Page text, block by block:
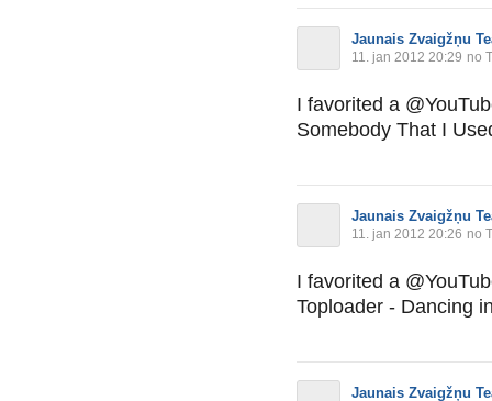
Jaunais Zvaigžņu
11. jan 2012 20:29 no
I favorited a
Somebody That I
Jaunais Zvaigžņu
11. jan 2012 20:26 no
I favorited a
Toploader - Dancing
Jaunais Zvaigžņu